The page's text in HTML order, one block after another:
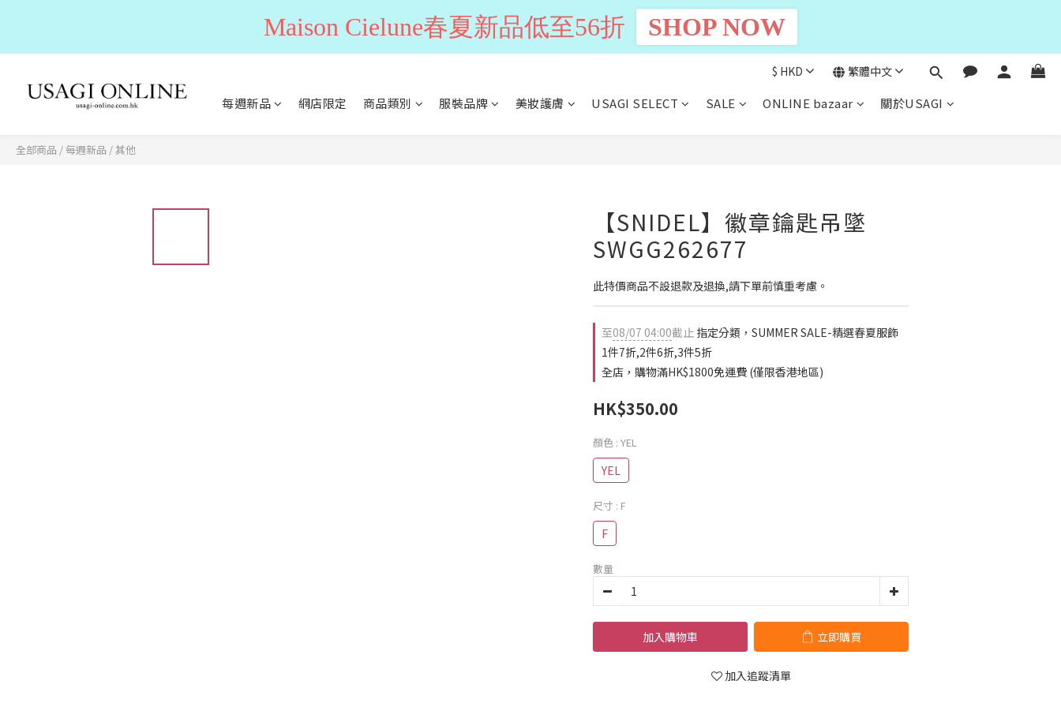
每週新品 網店限定 商品類別 服裝品牌 美妝護膚 USAGI SELECT SALE ONLINE bazaar 關於USAGI
$ HKD 繁體中文
全部商品 /每週新品 /其他
【SNIDEL】徽章鑰匙吊墜
SWGG262677
此特價商品不設退款及退換,請下單前慎重考慮。
至08/07 04:00截止 指定分類，SUMMER SALE-精選春夏服飾
1件7折,2件6折,3件5折
全店，購物滿HK$1800免運費 (僅限香港地區)
HK$350.00
顏色 : YEL
YEL
尺寸 : F
F
數量
加入購物車 立即購買
加入追蹤清單
立即購買
Maison Cielune春夏新品低至56折 SHOP NOW